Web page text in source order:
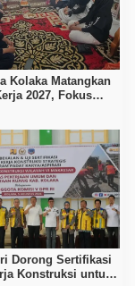
Kolaka Matangkan
2027, Fokus
Dorong Sertifikasi
Konstruksi untuk